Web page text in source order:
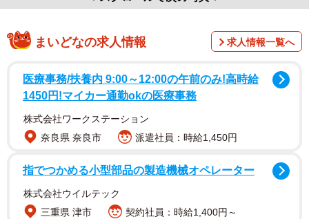
まいどなの求人情報 求人情報一覧へ
医療事務/扶養内 9:00～12:00の午前のみ!高時給
1450円!マイカー通勤okの医療事務
株式会社ワークステーション
奈良県 奈良市
派遣社員：時給1,450円
指でつかめる小型部品の製造機械オペレーター
株式会社ウイルテック
三重県 津市
契約社員：時給1,400円～